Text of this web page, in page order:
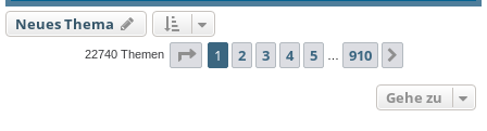
Neues Thema
22740 Themen Seite 1von 910
1 2 3 4 5 910
Gehe zu